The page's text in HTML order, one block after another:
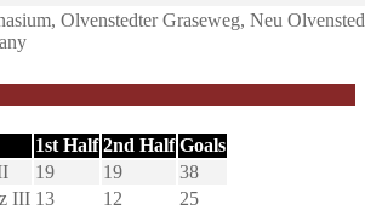
Olvenstedter Graseweg, Neu
1st Half 2nd Half Goals
19 19
38
III 13 12 25